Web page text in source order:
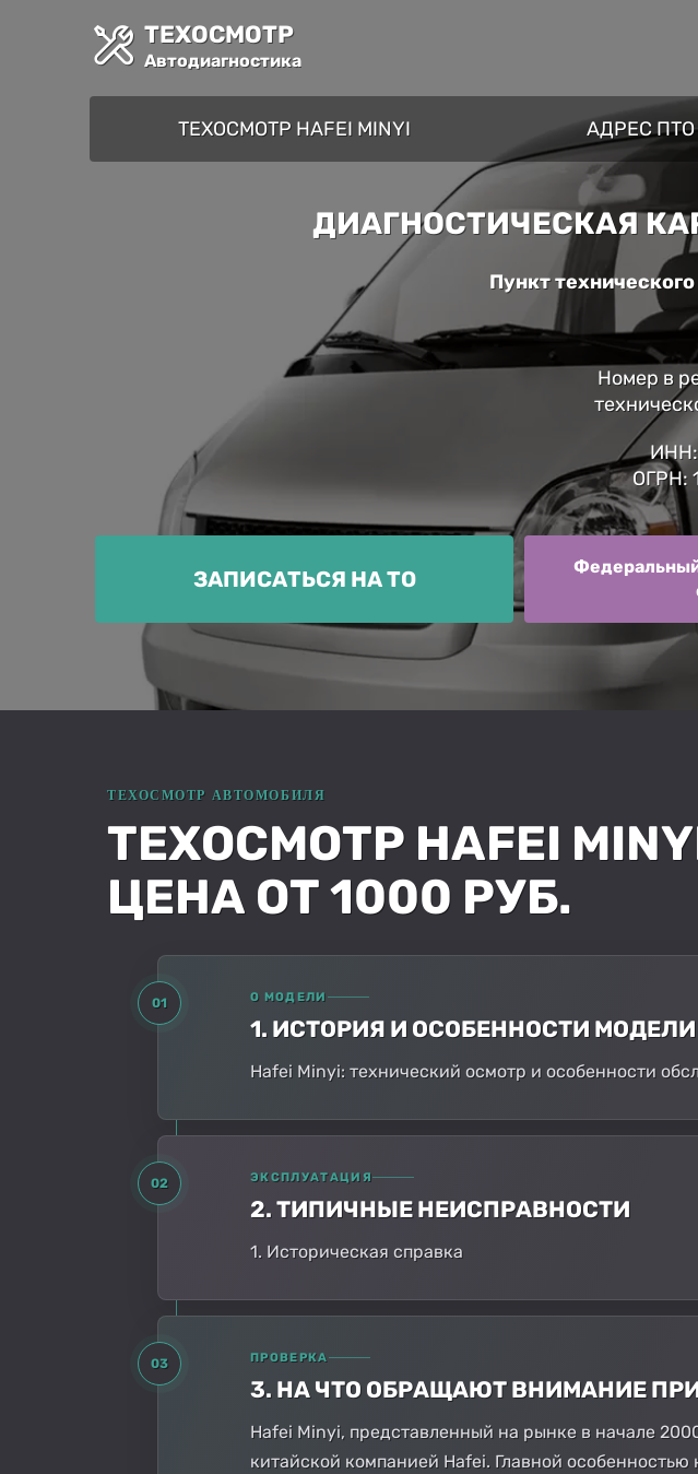
ТЕХОСМОТР
Автодиагностика
ТЕХОСМОТР HAFEI MINYI АДРЕС ПТО
ДИАГНОСТИЧЕСКАЯ
Пункт
Номер в
ИНН:
ОГРН:
ЗАПИСАТЬСЯ НА ТО
ТЕХОСМОТР HAFEI
ЦЕНА ОТ 1000 РУБ.
01 О МОДЕЛИ
1. ИСТОРИЯ И ОСОБЕННОСТИ МОДЕЛИ
Hafei Minyi: технический осмотр и особенности
02 ЭКСПЛУАТАЦИЯ
2. ТИПИЧНЫЕ НЕИСПРАВНОСТИ
1. Историческая справка
03 ПРОВЕРКА
3. НА ЧТО ОБРАЩАЮТ ВНИМАНИЕ
Hafei Minyi, представленный на рынке в начале
китайской компанией Hafei. Главной